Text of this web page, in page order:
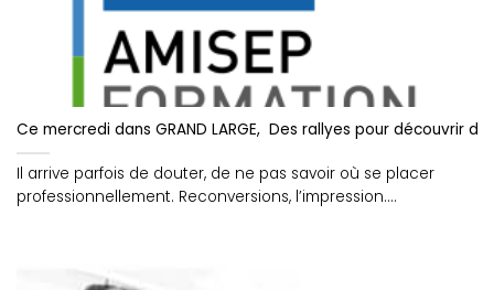
Ce mercredi dans GRAND LARGE, Des rallyes pour découvrir
Il arrive parfois de douter, de ne pas savoir où se placer
professionnellement. Reconversions, l’impression....